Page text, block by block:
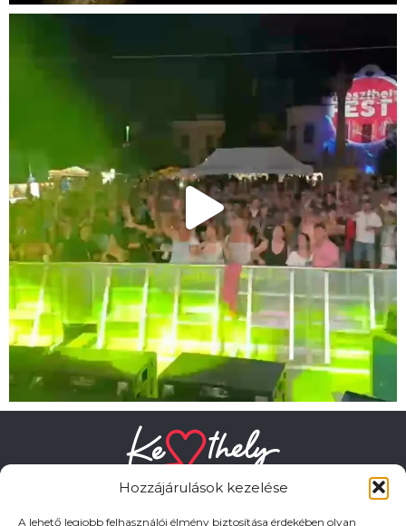
Hozzájárulások kezelése
A lehető legjobb felhasználói élmény biztosítása érdekében olyan